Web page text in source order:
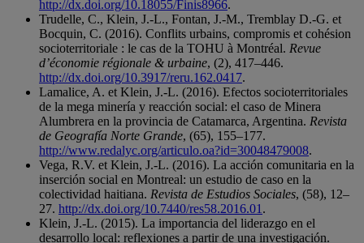
http://dx.doi.org/10.18055/Finis8966.
Trudelle, C., Klein, J.-L., Fontan, J.-M., Tremblay D.-G. et
Bocquin, C. (2016). Conflits urbains, compromis et cohésion
socioterritoriale : le cas de la TOHU à Montréal. Revue
d’économie régionale & urbaine, (2), 417–446.
http://dx.doi.org/10.3917/reru.162.0417.
Lamalice, A. et Klein, J.-L. (2016). Efectos socioterritoriales
de la mega minería y reacción social: el caso de Minera
Alumbrera en la provincia de Catamarca, Argentina. Revista
de Geografía Norte Grande, (65), 155–177.
http://www.redalyc.org/articulo.oa?id=30048479008.
Vega, R.V. et Klein, J.-L. (2016). La acción comunitaria en la
inserción social en Montreal: un estudio de caso en la
colectividad haitiana. Revista de Estudios Sociales, (58), 12–
27. http://dx.doi.org/10.7440/res58.2016.01 .
Klein, J.-L. (2015). La importancia del liderazgo en el
desarrollo local: reflexiones a partir de una investigación.